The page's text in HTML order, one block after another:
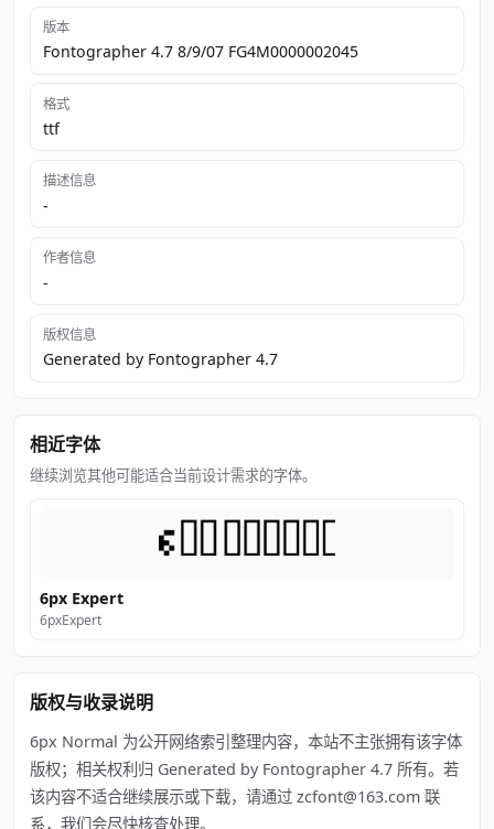
版本
Fontographer 4.7 8/9/07 FG4M­0000002045
格式
ttf
描述信息
-
作者信息
-
版权信息
Generated by Fontographer 4.7
相近字体
继续浏览其他可能适合当前设计需求的字体。
6px Expert
6pxExpert
版权与收录说明
6px Normal 为公开网络索引整理内容，本站不主张拥有该字体
版权；相关权利归 Generated by Fontographer 4.7 所有。若
该内容不适合继续展示或下载，请通过 zcfont@163.com 联
系，我们会尽快核查处理。